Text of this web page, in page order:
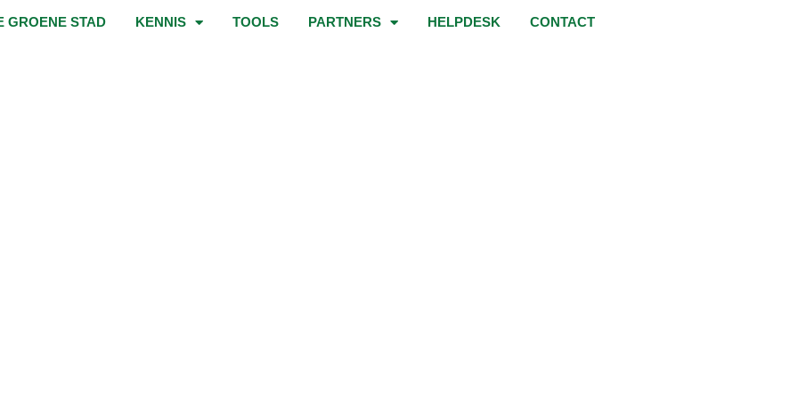
GROENE STAD KENNIS TOOLS PARTNERS HELPDESK CONTACT